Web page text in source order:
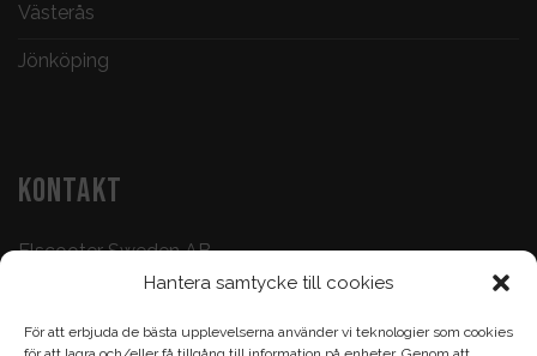
Hantera samtycke till cookies
För att erbjuda de bästa upplevelserna använder vi teknologier som cookies
Västerås
Jönköping
KONTAKT
Elscooter Sweden AB
073-500 47 72
Köp & Frågor: 070-395 17 93